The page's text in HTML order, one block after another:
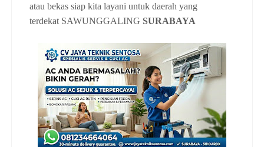
atau bekas siap kita layani untuk daerah yang
terdekat SAWUNGGALING SURABAYA